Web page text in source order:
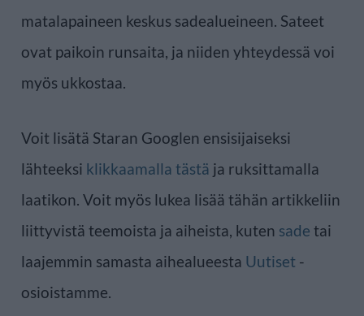
matalapaineen keskus sadealueineen. Sateet
ovat paikoin runsaita, ja niiden yhteydessä voi
myös ukkostaa.
Voit lisätä Staran Googlen ensisijaiseksi
lähteeksi klikkaamalla tästä ja ruksittamalla
laatikon. Voit myös lukea lisää tähän artikkeliin
liittyvistä teemoista ja aiheista, kuten sade tai
laajemmin samasta aihealueesta Uutiset -
osioistamme.